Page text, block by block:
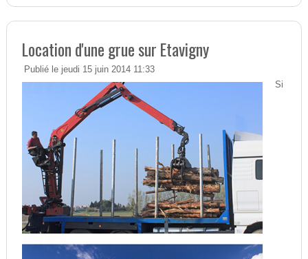
Location d'une grue sur Etavigny
Publié le jeudi 15 juin 2014 11:33
Si